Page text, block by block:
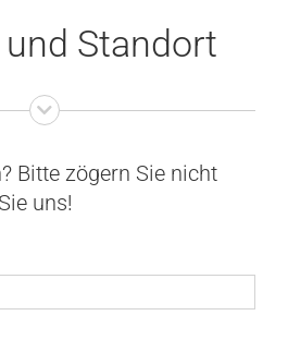
Standort
Bitte zögern Sie nicht
uns!